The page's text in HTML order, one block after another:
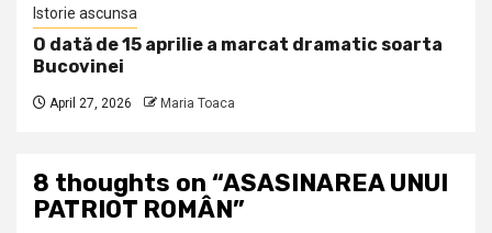
Istorie ascunsa
O dată de 15 aprilie a marcat dramatic soarta
Bucovinei
April 27, 2026 Maria Toaca
8 thoughts on “ASASINAREA UNUI
PATRIOT ROMÂN”